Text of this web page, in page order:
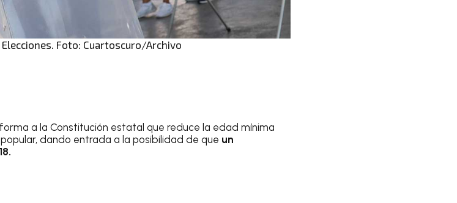
Foto: Cuartoscuro/Archivo
a la Constitución estatal que reduce la edad mínima
dando entrada a la posibilidad de que un